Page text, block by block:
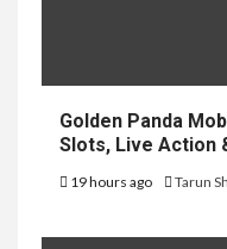
Golden Panda
Slots, Live Action
19 hours ago Tarun